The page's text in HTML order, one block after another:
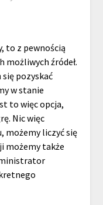
to z pewnością
możliwych źródeł.
pozyskać
w stanie
to więc opcja,
Nic więc
możemy liczyć się
możemy także